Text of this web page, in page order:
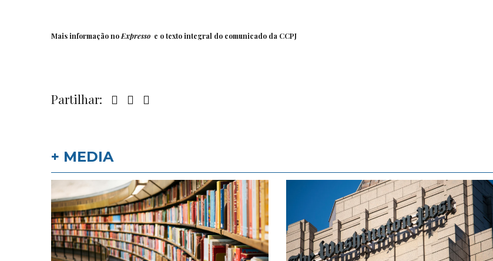
Mais informação noExpresso e o texto integral do comunicado da CCPJ
Partilhar:
+ MEDIA